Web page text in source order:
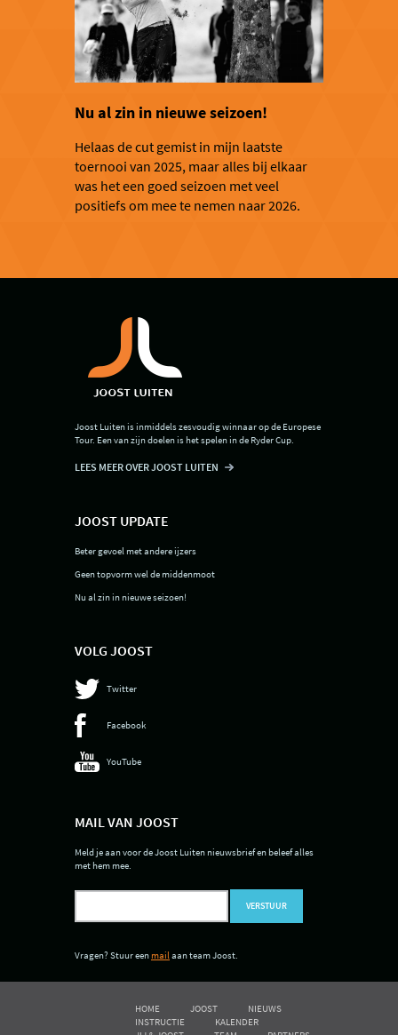
Nu al zin in nieuwe seizoen!
Helaas de cut gemist in mijn laatste
toernooi van 2025, maar alles bij elkaar
was het een goed seizoen met veel
positiefs om mee te nemen naar 2026.
Joost Luiten is inmiddels zesvoudig winnaar op de Europese
Tour. Een van zijn doelen is het spelen in de Ryder Cup.
LEES MEER OVER JOOST LUITEN
JOOST UPDATE
Beter gevoel met andere ijzers
Geen topvorm wel de middenmoot
Nu al zin in nieuwe seizoen!
VOLG JOOST
Twitter
Facebook
YouTube
MAIL VAN JOOST
Meld je aan voor de Joost Luiten nieuwsbrief en beleef alles
met hem mee.
VERSTUUR
Vragen? Stuur een mail aan team Joost.
HOME JOOST
NIEUWS
INSTRUCTIE
KALENDER